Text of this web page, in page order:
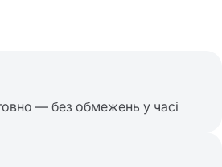
— без обмежень у часі